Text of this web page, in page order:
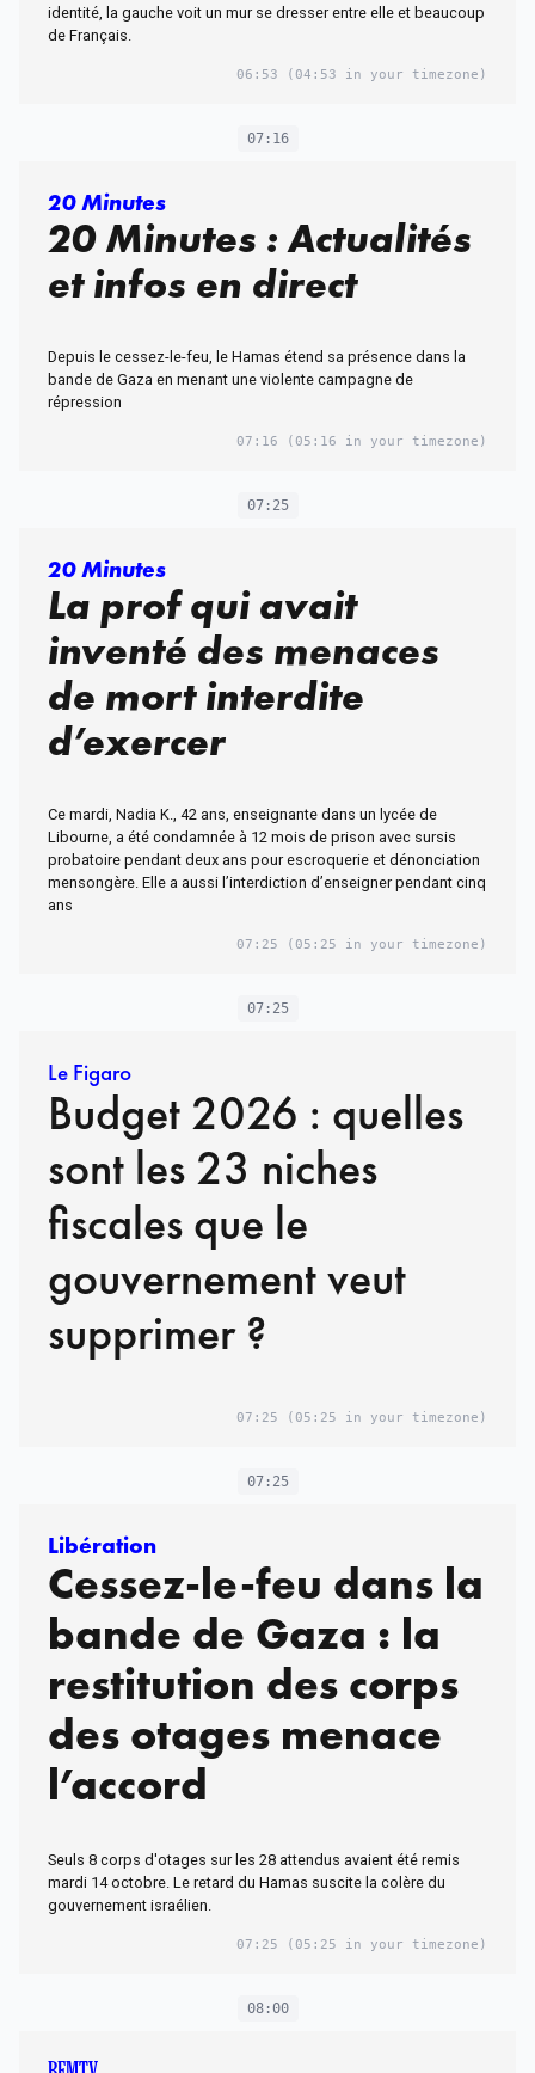
identité, la gauche voit un mur se dresser entre elle et beaucoup
de Français.
06:53 (04:53 in your timezone)
07:16
20 Minutes
20 Minutes : Actualités
et infos en direct
Depuis le cessez-le-feu, le Hamas étend sa présence dans la
bande de Gaza en menant une violente campagne de
répression
07:16 (05:16 in your timezone)
07:25
20 Minutes
La prof qui avait
inventé des menaces
de mort interdite
d’exercer
Ce mardi, Nadia K., 42 ans, enseignante dans un lycée de
Libourne, a été condamnée à 12 mois de prison avec sursis
probatoire pendant deux ans pour escroquerie et dénonciation
mensongère. Elle a aussi l’interdiction d’enseigner pendant cinq
ans
07:25 (05:25 in your timezone)
07:25
Le Figaro
Budget 2026 : quelles
sont les 23 niches
fiscales que le
gouvernement veut
supprimer ?
07:25 (05:25 in your timezone)
07:25
Libération
Cessez-le-feu dans la
bande de Gaza : la
restitution des corps
des otages menace
l’accord
Seuls 8 corps d'otages sur les 28 attendus avaient été remis
mardi 14 octobre. Le retard du Hamas suscite la colère du
gouvernement israélien.
07:25 (05:25 in your timezone)
08:00